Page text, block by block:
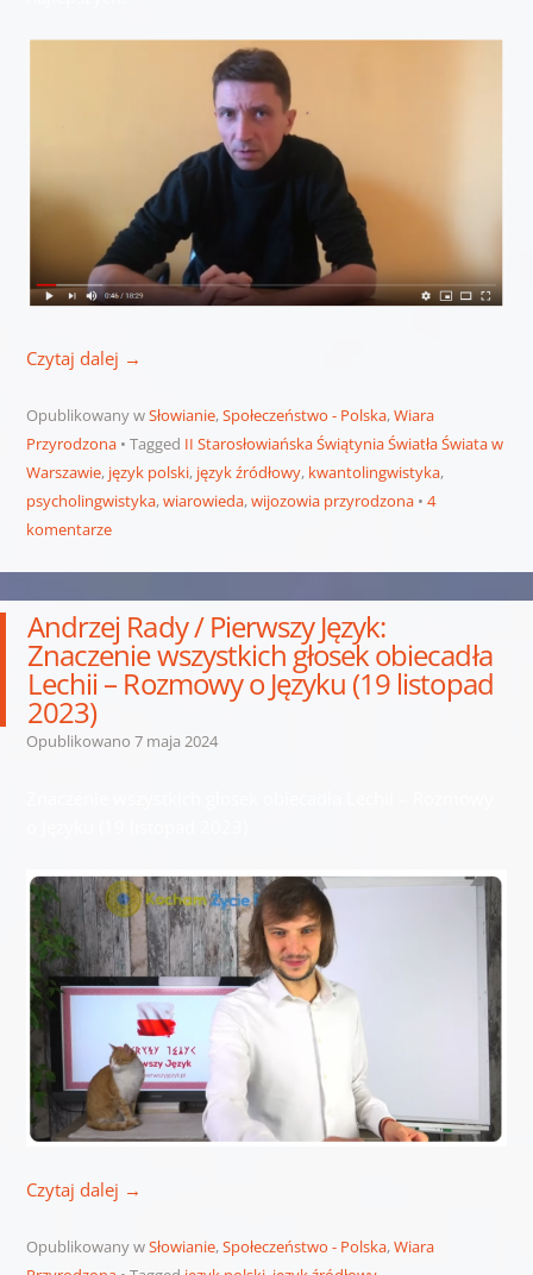
Czytaj dalej →
Opublikowany wSłowianie,Społeczeństwo - Polska,Wiara
Przyrodzona
Tagged II Starosłowiańska Świątynia Światła Świata w
Warszawie, język polski, język źródłowy, kwantolingwistyka,
psycholingwistyka,wiarowieda,wijozowia przyrodzona
4
komentarze
Andrzej Rady / Pierwszy Język:
Znaczenie wszystkich głosek obiecadła
Lechii – Rozmowy o Języku (19 listopad
2023)
Opublikowano 7 maja 2024
Czytaj dalej →
Opublikowany wSłowianie,Społeczeństwo - Polska,Wiara